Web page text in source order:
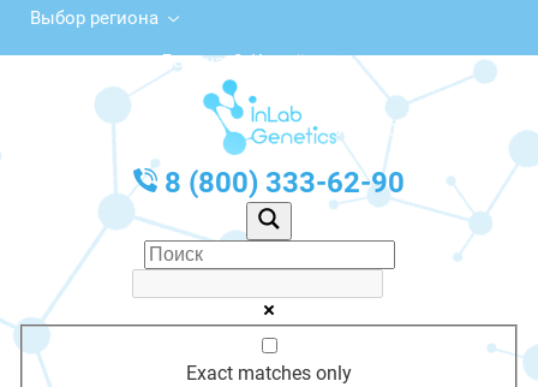
Выбор региона
ул. Ленина, 2, Кремёнки
с 10:00 до 20:00
График работы: Пн-Пт с 10:00 до 20:00
8 (800) 333-62-90
Exact matches only